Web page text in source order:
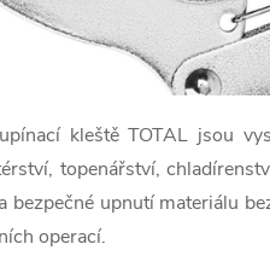
kleště TOTAL jsou
topenářství,
bezpečné upnutí materiálu
operací.